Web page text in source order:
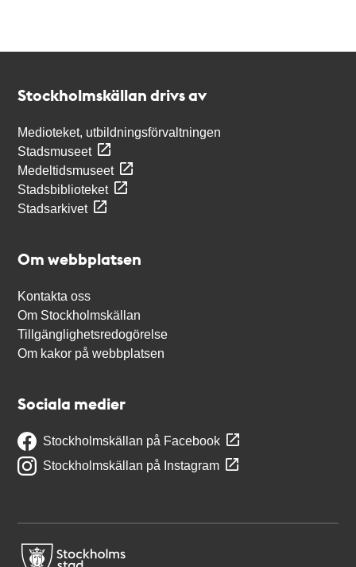
Stockholmskällan drivs av
Medioteket, utbildningsförvaltningen
Stadsmuseet
Medeltidsmuseet
Stadsbiblioteket
Stadsarkivet
Om webbplatsen
Kontakta oss
Om Stockholmskällan
Tillgänglighetsredogörelse
Om kakor på webbplatsen
Sociala medier
Stockholmskällan på Facebook
Stockholmskällan på Instagram